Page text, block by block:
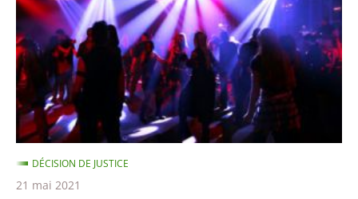
discothèques
est
pour
l’instant
justifiée
car
ces
établissements
présentent
DÉCISION DE JUSTICE
21 mai 2021